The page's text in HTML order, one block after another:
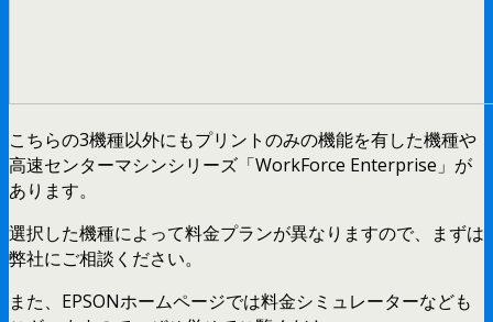
こちらの3機種以外にもプリントのみの機能を有した機種や
高速センターマシンシリーズ「WorkForce Enterprise」が
あります。
選択した機種によって料金プランが異なりますので、まずは
弊社にご相談ください。
また、EPSONホームページでは料金シミュレーターなども